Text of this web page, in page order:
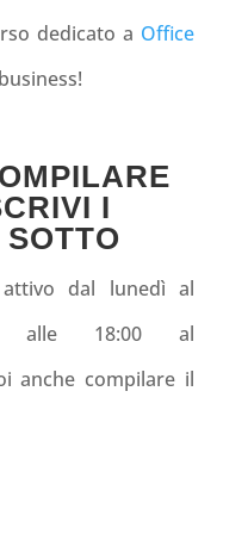
dedicato a Office
I
dal lunedì al
alle 18:00 al
anche compilare il